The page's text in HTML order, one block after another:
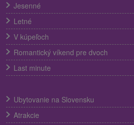
Jesenné
Letné
V kúpeľoch
Romantický víkend pre dvoch
Last minute
Ubytovanie na Slovensku
Atrakcie